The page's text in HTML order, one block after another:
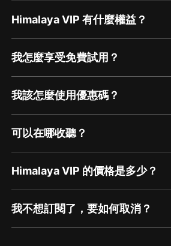
Himalaya VIP 有什麼權益？
我怎麼享受免費試用？
我該怎麼使用優惠碼？
可以在哪收聽？
Himalaya VIP 的價格是多少？
我不想訂閱了，要如何取消？